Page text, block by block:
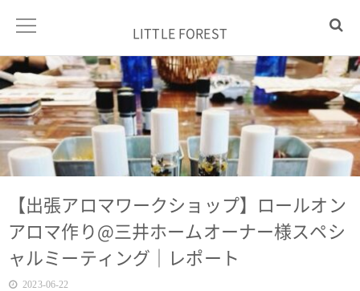
LITTLE FOREST
【出張アロマワークショップ】ロールオン
アロマ作り@三井ホームオーナー様スペシ
ャルミーティング｜レポート
2023-06-22